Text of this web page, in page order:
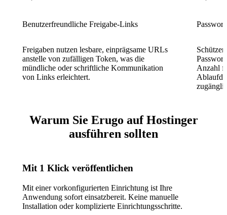
Benutzerfreundliche Freigabe-Links
Freigaben nutzen lesbare, einprägsame URLs
anstelle von zufälligen Token, was die
mündliche oder schriftliche Kommunikation
von Links erleichtert.
Anzahl
Warum Sie Erugo auf Hostinger
ausführen sollten
Mit 1 Klick veröffentlichen
Mit einer vorkonfigurierten Einrichtung ist Ihre
Anwendung sofort einsatzbereit. Keine manuelle
Installation oder komplizierte Einrichtungsschritte.